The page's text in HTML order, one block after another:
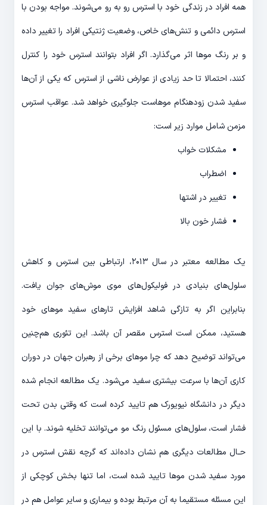
همه افراد در زندگی خود با استرس رو به رو می‌شوند. مواجه بودن با
استرس دائمی و تنش‌های خاص، وضعیت ژنتیکی افراد را تغییر داده
و بر رنگ موها اثر می‌گذارد. اگر افراد بتوانند استرس خود را کنترل
کنند، احتمالا تا حد زیادی از عوارض ناشی از استرس که یکی از آن‌ها
سفید شدن زودهنگام موهاست جلوگیری خواهد شد. عواقب استرس
مزمن شامل موارد زیر است:
مشکلات خواب
اضطراب
تغییر در اشتها
فشار خون بالا
یک مطالعه معتبر در سال ۲۰۱۳، ارتباطی بین استرس و کاهش
سلول‌های بنیادی در فولیکول‌های موی موش‌های جوان یافت.
بنابراین اگر به تازگی شاهد افزایش تارهای سفید موهای خود
هستید، ممکن است استرس مقصر آن باشد. این تئوری هم‌چنین
می‌تواند توضیح دهد که چرا موهای برخی از رهبران جهان در دوران
کاری آن‌ها با سرعت بیشتری سفید می‌شود. یک مطالعه انجام شده
دیگر در دانشگاه نیویورک هم تایید کرده است که وقتی بدن تحت
فشار است، سلول‌های مسئول رنگ مو می‌توانند تخلیه شوند. با این
حـال مطالعات دیگری هم نشان داده‌اند که گرچه نقش استرس در
مورد سفید شدن موها تایید شده است، اما تنها بخش کوچکی از
این مسئله مستقیما به آن مرتبط بوده و بیماری و سایر عوامل هم در